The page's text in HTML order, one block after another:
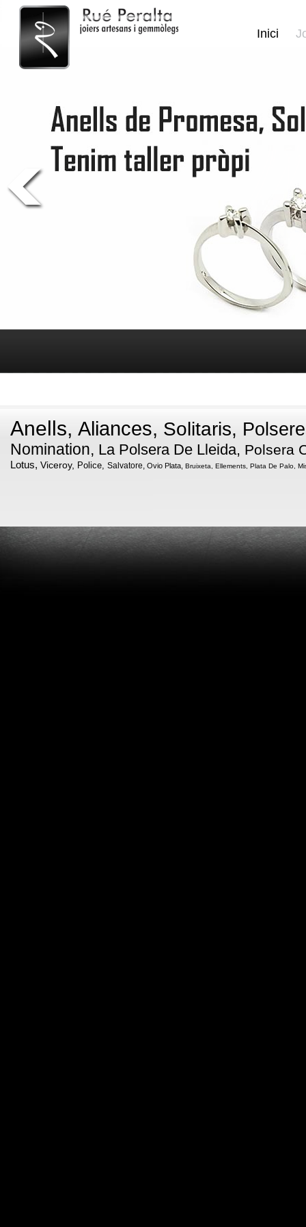
Inici
Anells, Aliances, Solitaris,
Nomination, La Polsera De Lleida, Polsera
Lotus, Viceroy, Police, Salvatore, Ovio Plata, Bruixeta, Ellements, Plata De Palo,